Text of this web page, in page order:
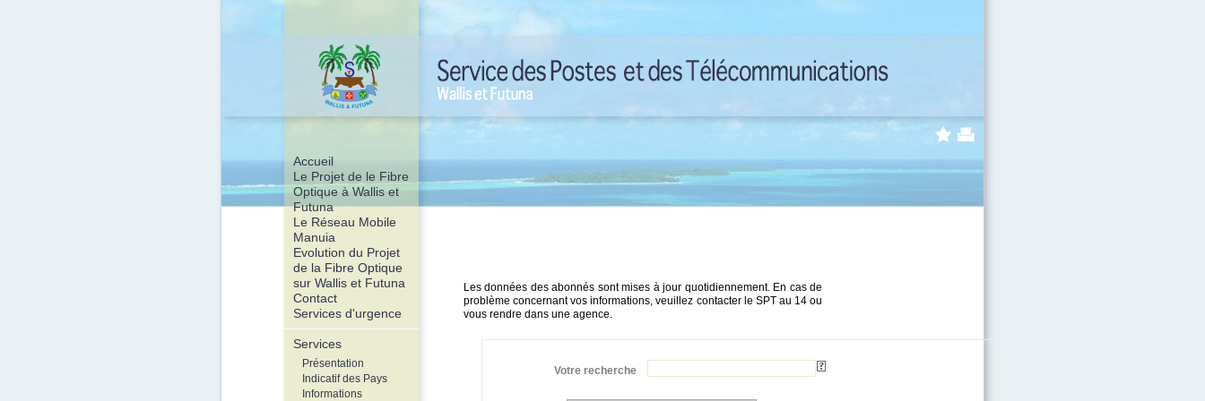
Accueil
Le Projet de le Fibre
Optique à Wallis et
Futuna
Le Réseau Mobile
Manuia
Evolution du Projet
de la Fibre Optique
sur Wallis et Futuna
Contact
Services d'urgence
Services
Présentation
Indicatif des Pays
Informations
Les données des abonnés sont mises à jour quotidiennement. En cas de
problème concernant vos informations, veuillez contacter le SPT au 14 ou
vous rendre dans une agence.
Votre recherche